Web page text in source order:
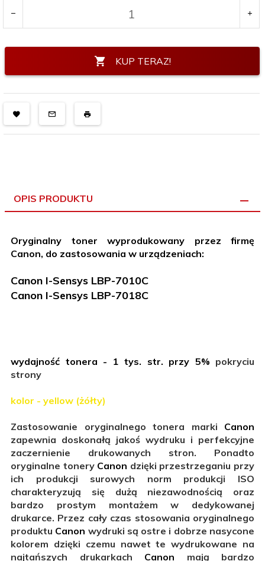
KUP TERAZ!
OPIS PRODUKTU
Oryginalny toner wyprodukowany przez firmę
Canon, do zastosowania w urządzeniach:
Canon I-Sensys LBP-7010C
Canon I-Sensys LBP-7018C
wydajność tonera - 1 tys. str. przy 5% pokryciu
strony
kolor - yellow (żółty)
Zastosowanie oryginalnego tonera marki Canon
zapewnia doskonałą jakoś wydruku i perfekcyjne
zaczernienie drukowanych stron. Ponadto
oryginalne tonery Canon dzięki przestrzeganiu przy
ich produkcji surowych norm produkcji ISO
charakteryzują się dużą niezawodnością oraz
bardzo prostym montażem w dedykowanej
drukarce. Przez cały czas stosowania oryginalnego
produktu Canon wydruki są ostre i dobrze nasycone
kolorem dzięki czemu nawet te wydrukowane na
najtańszych drukarkach Canon mają bardzo